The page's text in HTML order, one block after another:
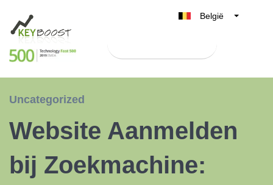
België
Nederland
España
Uncategorized
Website Aanmelden
bij Zoekmachine: